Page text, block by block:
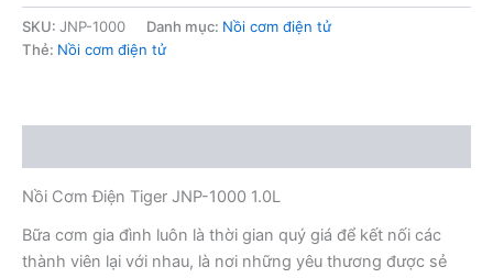
SKU: JNP-1000 Danh mục: Nồi cơm điện tử
Thẻ: Nồi cơm điện tử
Nồi Cơm Điện Tiger JNP-1000 1.0L
Bữa cơm gia đình luôn là thời gian quý giá để kết nối các
thành viên lại với nhau, là nơi những yêu thương được sẻ